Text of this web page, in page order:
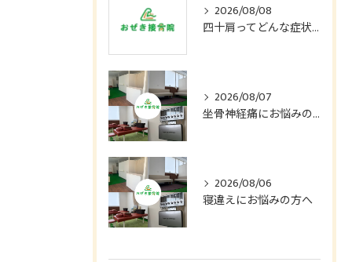
2026/08/08
四十肩ってどんな症状？
2026/08/07
坐骨神経痛にお悩みの方へ
2026/08/06
寝違えにお悩みの方へ